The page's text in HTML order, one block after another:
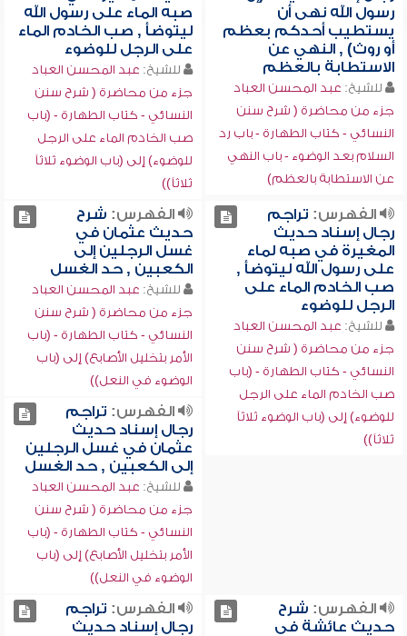
رسول الله نهى أن
يستطيب أحدكم بعظم
أو روث) , النهي عن
الاستطابة بالعظم
للشيخ: عبد المحسن العباد
جزء من محاضرة ( شرح سنن
النسائي - كتاب الطهارة - باب رد
السلام بعد الوضوء - باب النهي
عن الاستطابة بالعظم)
صبه الماء على رسول الله
ليتوضأ , صب الخادم الماء
على الرجل للوضوء
للشيخ: عبد المحسن العباد
جزء من محاضرة ( شرح سنن
النسائي - كتاب الطهارة - (باب
صب الخادم الماء على الرجل
للوضوء) إلى (باب الوضوء ثلاثاً
ثلاثاً))
الفهرس: تراجم
رجال إسناد حديث
المغيرة في صبه لماء
على رسول الله ليتوضأ ,
صب الخادم الماء على
الرجل للوضوء
للشيخ: عبد المحسن العباد
جزء من محاضرة ( شرح سنن
النسائي - كتاب الطهارة - (باب
صب الخادم الماء على الرجل
للوضوء) إلى (باب الوضوء ثلاثاً
ثلاثاً))
الفهرس: شرح
حديث عثمان في
غسل الرجلين إلى
الكعبين , حد الغسل
للشيخ: عبد المحسن العباد
جزء من محاضرة ( شرح سنن
النسائي - كتاب الطهارة - (باب
الأمر بتخليل الأصابع) إلى (باب
الوضوء في النعل))
الفهرس: تراجم
رجال إسناد حديث
عثمان في غسل الرجلين
إلى الكعبين , حد الغسل
للشيخ: عبد المحسن العباد
جزء من محاضرة ( شرح سنن
النسائي - كتاب الطهارة - (باب
الأمر بتخليل الأصابع) إلى (باب
الوضوء في النعل))
الفهرس: شرح
حديث عائشة في
الفهرس: تراجم
رجال إسناد حديث